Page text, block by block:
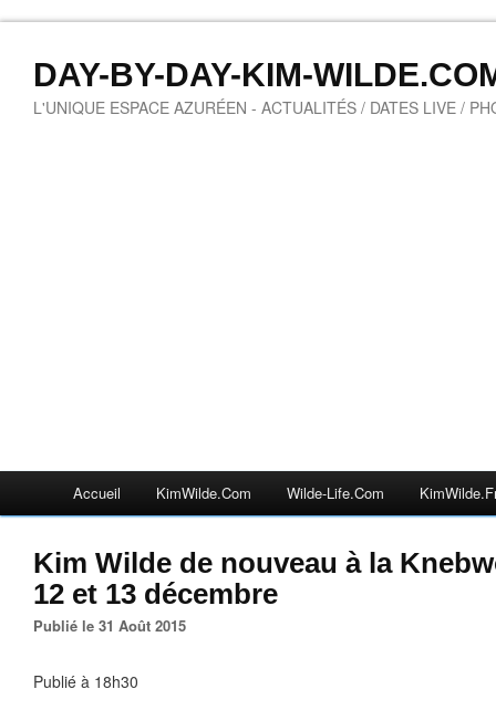
DAY-BY-DAY-KIM-
L'UNIQUE ESPACE AZURÉEN - ACTUALITÉS / DATES LIVE /
Accueil KimWilde.com Wilde-Life.com
Kim Wilde de nouveau à la
12 et 13 décembre
Publié le 31 Août 2015
Publié à 18h30